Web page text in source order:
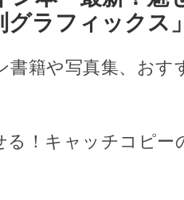
グラフィックス
書籍や写真集、おす
る！キャッチコピー